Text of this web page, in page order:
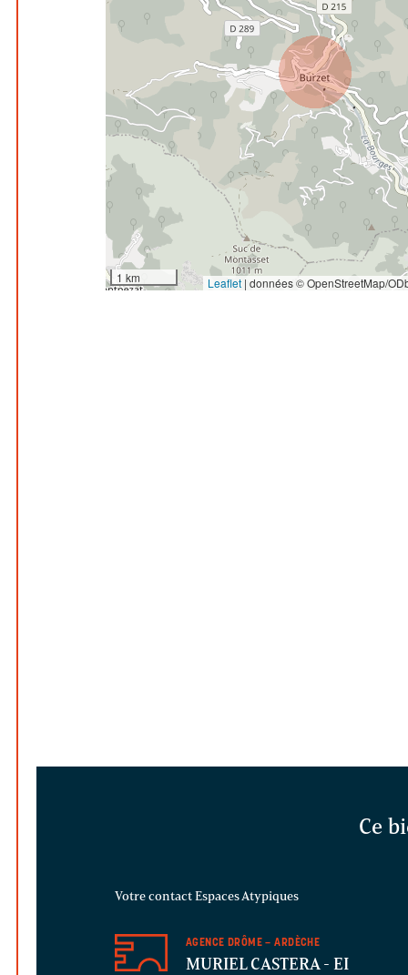
1 km Leaflet | données © OpenStreetMap/
Ce
Votre contact Espaces Atypiques
AGENCE DRÔME – ARDÈCHE
MURIEL CASTERA- EI